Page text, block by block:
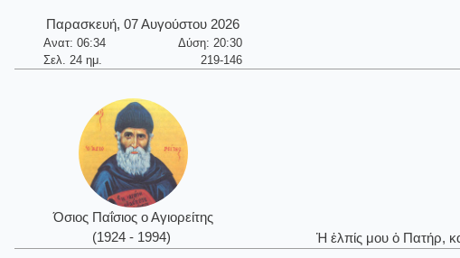
Παρασκευή, 07 Αυγούστου 2026
Ανατ: 06:34
Δύση: 20:30
Σελ. 24 ημ.
219-146
Όσιος Παΐσιος ο Αγιορείτης
(1924 - 1994)
Ἡ ἐλπίς μου ὁ Πατήρ,